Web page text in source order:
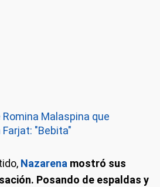
Malaspina que
"Bebita"
Nazarena mostró sus
Posando de espaldas y